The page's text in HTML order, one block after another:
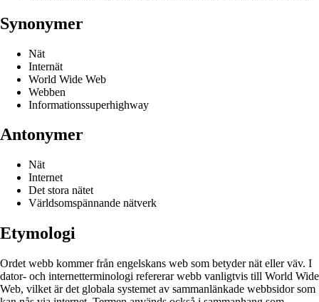
Synonymer
Nät
Internät
World Wide Web
Webben
Informationssuperhighway
Antonymer
Nät
Internet
Det stora nätet
Världsomspännande nätverk
Etymologi
Ordet webb kommer från engelskans web som betyder nät eller väv. I
dator- och internetterminologi refererar webb vanligtvis till World Wide
Web, vilket är det globala systemet av sammanlänkade webbsidor som